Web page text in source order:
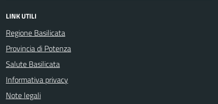
LINK UTILI
Regione Basilicata
Provincia di Potenza
Salute Basilicata
Informativa privacy
Note legali